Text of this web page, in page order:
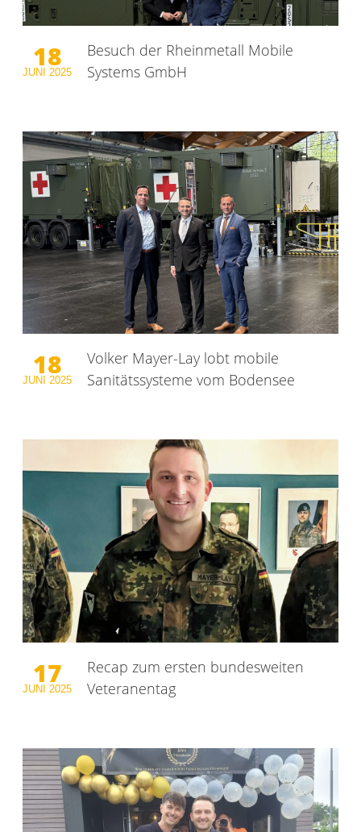
18
JUNI 2025
Besuch der Rheinmetall Mobile
Systems GmbH
18
JUNI2025
Volker Mayer-Lay lobt mobile
Sanitätssysteme vom Bodensee
17
JUNI2025
Recap zum ersten bundesweiten
Veteranentag